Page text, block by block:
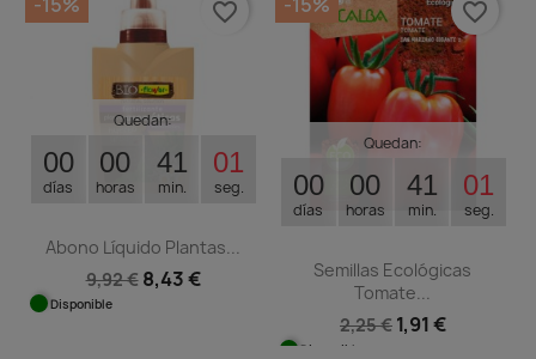
Quedan:
00
días
00
horas
41
min.
01
seg.
Abono Líquido Plantas...
9,92 € 8,43 €
Disponible
favorite_border
Quedan:
00
días
00
horas
41
min.
01
seg.
Semillas Ecológicas
Tomate...
2,25 € 1,91 €
Disponible
favorite_border